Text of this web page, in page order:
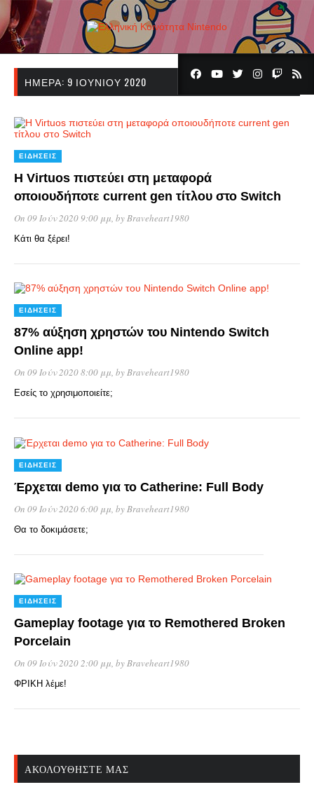
ΗΜΈΡΑ: 9 ΙΟΥΝΊΟΥ 2020
ΕΙΔΉΣΕΙΣ
Η Virtuos πιστεύει στη μεταφορά
οποιουδήποτε current gen τίτλου στο Switch
On 09 Ιούν 2020 9:00 μμ, byBraveheart1980
Κάτι θα ξέρει!
ΕΙΔΉΣΕΙΣ
87% αύξηση χρηστών του Nintendo Switch
Online app!
On 09 Ιούν 2020 8:00 μμ, byBraveheart1980
Εσείς το χρησιμοποιείτε;
ΕΙΔΉΣΕΙΣ
Έρχεται demo για το Catherine: Full Body
On 09 Ιούν 2020 6:00 μμ, byBraveheart1980
Θα το δοκιμάσετε;
ΕΙΔΉΣΕΙΣ
Gameplay footage για το Remothered Broken
Porcelain
On 09 Ιούν 2020 2:00 μμ, byBraveheart1980
ΦΡΙΚΗ λέμε!
ΑΚΟΛΟΥΘΉΣΤΕ ΜΑΣ